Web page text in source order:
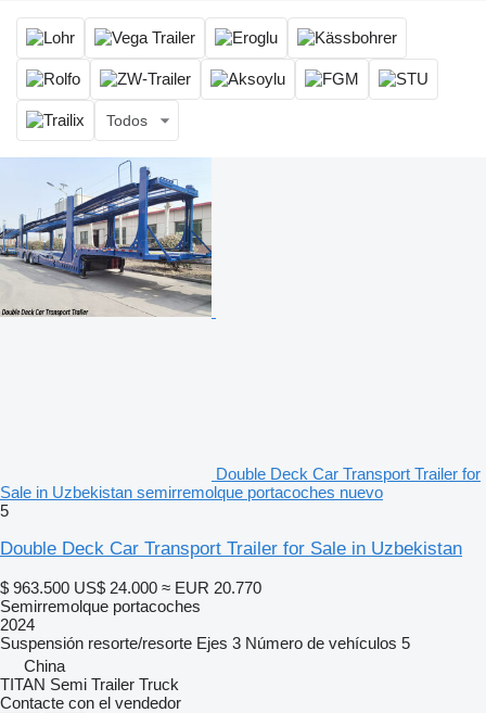
Todos
Double Deck Car Transport Trailer for
Sale in Uzbekistan semirremolque portacoches nuevo
5
Double Deck Car Transport Trailer for Sale in Uzbekistan
$ 963.500 US$ 24.000 ≈ EUR 20.770
Semirremolque portacoches
2024
Suspensión resorte/resorte Ejes 3 Número de vehículos 5
China
TITAN Semi Trailer Truck
Contacte con el vendedor